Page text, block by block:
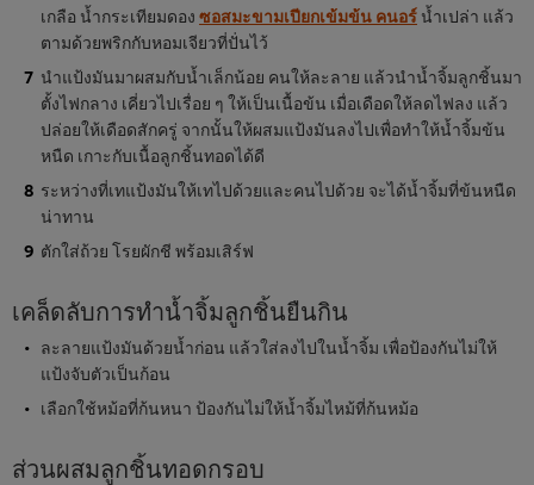
เกลือ น้ำกระเทียมดอง ซอสมะขามเปียกเข้มข้น คนอร์ น้ำเปล่า แล้ว
ตามด้วยพริกกับหอมเจียวที่ปั่นไว้
นำแป้งมันมาผสมกับน้ำเล็กน้อย คนให้ละลาย แล้วนำน้ำจิ้มลูกชิ้นมา
ตั้งไฟกลาง เคี่ยวไปเรื่อย ๆ ให้เป็นเนื้อข้น เมื่อเดือดให้ลดไฟลง แล้ว
ปล่อยให้เดือดสักครู่ จากนั้นให้ผสมแป้งมันลงไปเพื่อทำให้น้ำจิ้มข้น
หนืด เกาะกับเนื้อลูกชิ้นทอดได้ดี
ระหว่างที่เทแป้งมันให้เทไปด้วยและคนไปด้วย จะได้น้ำจิ้มที่ข้นหนืด
น่าทาน
ตักใส่ถ้วย โรยผักชี พร้อมเสิร์ฟ
เคล็ดลับการทำน้ำจิ้มลูกชิ้นยืนกิน
ละลายแป้งมันด้วยน้ำก่อน แล้วใส่ลงไปในน้ำจิ้ม เพื่อป้องกันไม่ให้
แป้งจับตัวเป็นก้อน
เลือกใช้หม้อที่ก้นหนา ป้องกันไม่ให้น้ำจิ้มไหม้ที่ก้นหม้อ
ส่วนผสมลูกชิ้นทอดกรอบ